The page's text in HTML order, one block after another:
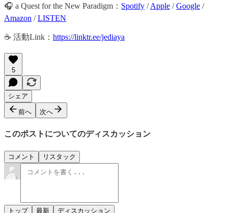
🎧 a Quest for the New Paradigm： Spotify /Apple /Google /
Amazon /LISTEN
☕️ 活動Link： https://linktr.ee/jediaya
5
シェア
前へ 次へ
このポストについてのディスカッション
コメント リスタック
トップ 最新 ディスカッション